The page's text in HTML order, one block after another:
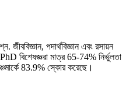
. জীববিজ্ঞান, পদার্থবিজ্ঞান এবং রসায়ন
বিশেষজ্ঞরা মাত্র 65-74% নির্ভুলতা
83.9% স্কোর করেছে।